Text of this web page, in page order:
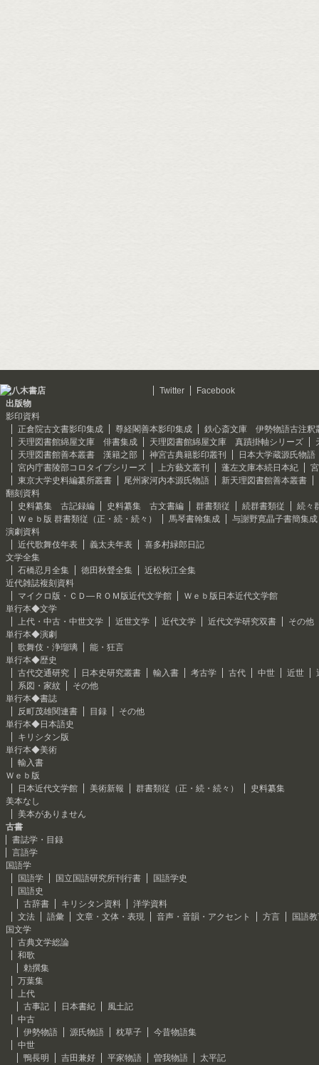
Twitter
Facebook
出版物
影印資料
正倉院古文書影印集成
尊経閣善本影印集成
鉄心斎文庫 伊勢物語古注釈
天理図書館綿屋文庫 俳書集成
天理図書館綿屋文庫 真蹟掛軸シリーズ
天理図書館善本叢書 漢籍之部
神宮古典籍影印叢刊
日本大学蔵源氏物語
宮内庁書陵部コロタイプシリーズ
上方藝文叢刊 蓬左文庫本続日本紀
東京大学史料編纂所叢書
尾州家河内本源氏物語
新天理図書館善本叢書
翻刻資料
史料纂集 古記録編
史料纂集 古文書編 群書類従 続群書類従
続々
Ｗｅｂ版 群書類従（正・続・続々）
馬琴書翰集成
与謝野寛晶子書簡集成
演劇資料
近代歌舞伎年表
義太夫年表
喜多村緑郎日記
文学全集
石橋忍月全集
徳田秋聲全集
近松秋江全集
近代雑誌複刻資料
マイクロ版・ＣＤ―ＲＯＭ版近代文学館
Ｗｅｂ版日本近代文学館
単行本◆文学
上代・中古・中世文学
近世文学 近代文学 近代文学研究双書
その他
単行本◆演劇
歌舞伎・浄瑠璃
能・狂言
単行本◆歴史
古代交通研究
日本史研究叢書 輸入書 考古学 古代 中世 近世
系図・家紋
その他
単行本◆書誌
反町茂雄関連書
目録
その他
単行本◆日本語史
キリシタン版
単行本◆美術
輸入書
Ｗｅｂ版
日本近代文学館
美術新報 群書類従（正・続・続々）
史料纂集
美本なし
美本がありません
古書
書誌学・目録
言語学
国語学
国語学
国立国語研究所刊行書
国語学史
国語史
古辞書
キリシタン資料
洋学資料
文法
語彙 文章・文体・表現 音声・音韻・アクセント 方言
国語
国文学
古典文学総論
和歌
勅撰集
万葉集
上代
古事記
日本書紀
風土記
中古
伊勢物語
源氏物語 枕草子
今昔物語集
中世
鴨長明
吉田兼好 平家物語 曽我物語
太平記